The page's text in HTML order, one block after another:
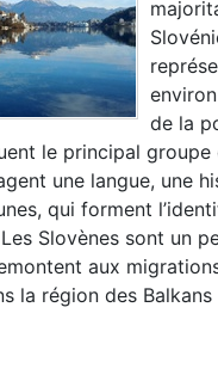
de la
le principal groupe
une langue, une
qui forment
Slovènes sont un
aux
la région des Balkans